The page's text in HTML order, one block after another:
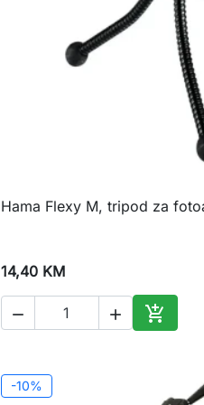
 Brzi
Hama Flexy M, tripod za
14,40 KM
  
Dodaj
-10%